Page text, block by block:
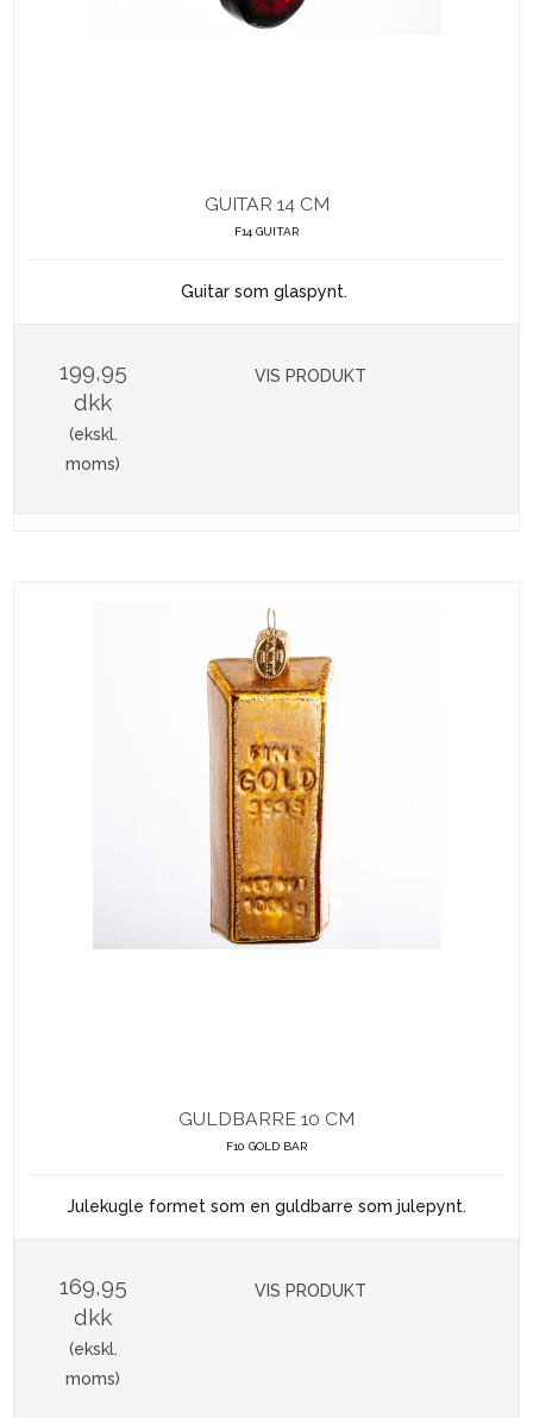
GUITAR 14 CM
F14 GUITAR
Guitar som glaspynt.
199,95
dkk
(ekskl.
moms)
VIS PRODUKT
GULDBARRE 10 CM
F10 GOLD BAR
Julekugle formet som en guldbarre som julepynt.
169,95
dkk
(ekskl.
moms)
VIS PRODUKT